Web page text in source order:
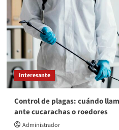
Interesante
Control de plagas: cuándo
ante cucarachas o roedores
Administrador